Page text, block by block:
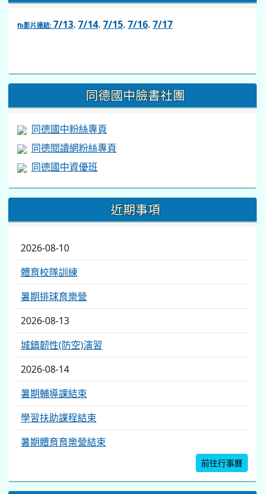
fb影片連結: 7/13. 7/14. 7/15. 7/16. 7/17
https://www.facebook.com/share/v/1BsLSkstia/
同德國中臉書社團
同德國中粉絲專頁
同德閱讀網粉絲專頁
同德國中資優班
近期事項
2026-08-10
體育校隊訓練
暑期排球育樂營
2026-08-13
城鎮韌性(防空)演習
2026-08-14
暑期輔導課結束
學習扶助課程結束
暑期體育育樂營結束
前往行事曆